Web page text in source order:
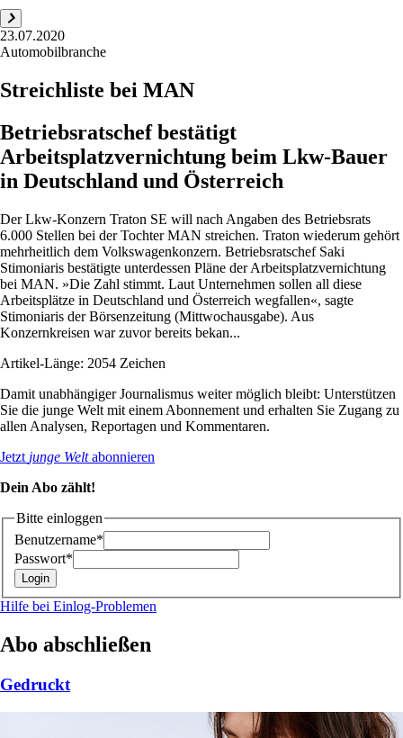
23.07.2020
Automobilbranche
Streichliste bei MAN
Betriebsratschef bestätigt
Arbeitsplatzvernichtung beim Lkw-Bauer
in Deutschland und Österreich
Der Lkw-Konzern Traton SE will nach Angaben des Betriebsrats
6.000 Stellen bei der Tochter MAN streichen. Traton wiederum gehört
mehrheitlich dem Volkswagenkonzern. Betriebsratschef Saki
Stimoniaris bestätigte unterdessen Pläne der Arbeitsplatzvernichtung
bei MAN. »Die Zahl stimmt. Laut Unternehmen sollen all diese
Arbeitsplätze in Deutschland und Österreich wegfallen«, sagte
Stimoniaris der Börsenzeitung (Mittwochausgabe). Aus
Konzernkreisen war zuvor bereits bekan...
Artikel-Länge: 2054 Zeichen
Damit unabhängiger Journalismus weiter möglich bleibt: Unterstützen
Sie die junge Welt mit einem Abonnement und erhalten Sie Zugang zu
allen Analysen, Reportagen und Kommentaren.
Jetzt junge Weltabonnieren
Dein Abo zählt!
Bitte einloggen
Benutzername*
Passwort*
Hilfe bei Einlog-Problemen
Abo abschließen
Gedruckt